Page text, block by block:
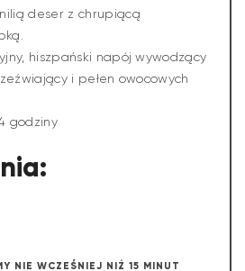
deser z chrupiącą
hiszpański napój wywodzący
i pełen owocowych
godziny
NIE WCZEŚNIEJ NIŻ 15 MINUT